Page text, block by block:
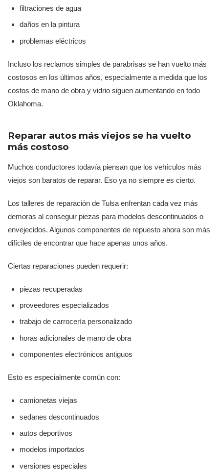
filtraciones de agua
daños en la pintura
problemas eléctricos
Incluso los reclamos simples de parabrisas se han vuelto más
costosos en los últimos años, especialmente a medida que los
costos de mano de obra y vidrio siguen aumentando en todo
Oklahoma.
Reparar autos más viejos se ha vuelto
más costoso
Muchos conductores todavía piensan que los vehículos más
viejos son baratos de reparar. Eso ya no siempre es cierto.
Los talleres de reparación de Tulsa enfrentan cada vez más
demoras al conseguir piezas para modelos descontinuados o
envejecidos. Algunos componentes de repuesto ahora son más
difíciles de encontrar que hace apenas unos años.
Ciertas reparaciones pueden requerir:
piezas recuperadas
proveedores especializados
trabajo de carrocería personalizado
horas adicionales de mano de obra
componentes electrónicos antiguos
Esto es especialmente común con:
camionetas viejas
sedanes descontinuados
autos deportivos
modelos importados
versiones especiales